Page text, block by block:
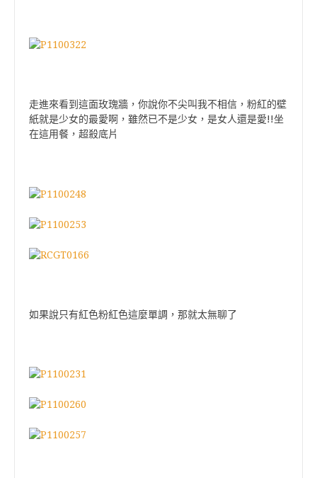
走進來看到這面玫瑰牆，你說你不尖叫我不相信，粉紅的壁
紙就是少女的最愛啊，雖然已不是少女，是女人還是愛!!坐
在這用餐，超殺底片
如果說只有紅色粉紅色這麼單調，那就太無聊了